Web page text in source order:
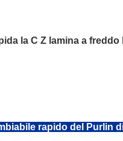
la C Z lamina a
rapido del Purlin